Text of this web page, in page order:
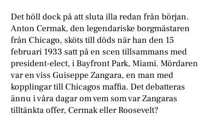
Det höll dock på att sluta illa redan från början.
Anton Cermak, den legendariske borgmästaren
från Chicago, sköts till döds när han den 15
februari 1933 satt på en scen tillsammans med
president-elect, i Bayfront Park, Miami. Mördaren
var en viss Guiseppe Zangara, en man med
kopplingar till Chicagos maffia. Det debatteras
ännu i våra dagar om vem som var Zangaras
tilltänkta offer, Cermak eller Roosevelt?